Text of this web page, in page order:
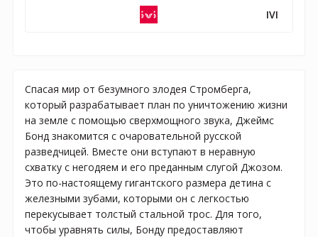
IVI
Спасая мир от безумного злодея Стромберга,
который разрабатывает план по уничтожению жизни
на земле с помощью сверхмощного звука, Джеймс
Бонд знакомится с очаровательной русской
разведчицей. Вместе они вступают в неравную
схватку с негодяем и его преданным слугой Джозом.
Это по-настоящему гигантского размера детина с
железными зубами, которыми он с легкостью
перекусывает толстый стальной трос. Для того,
чтобы уравнять силы, Бонду предоставляют